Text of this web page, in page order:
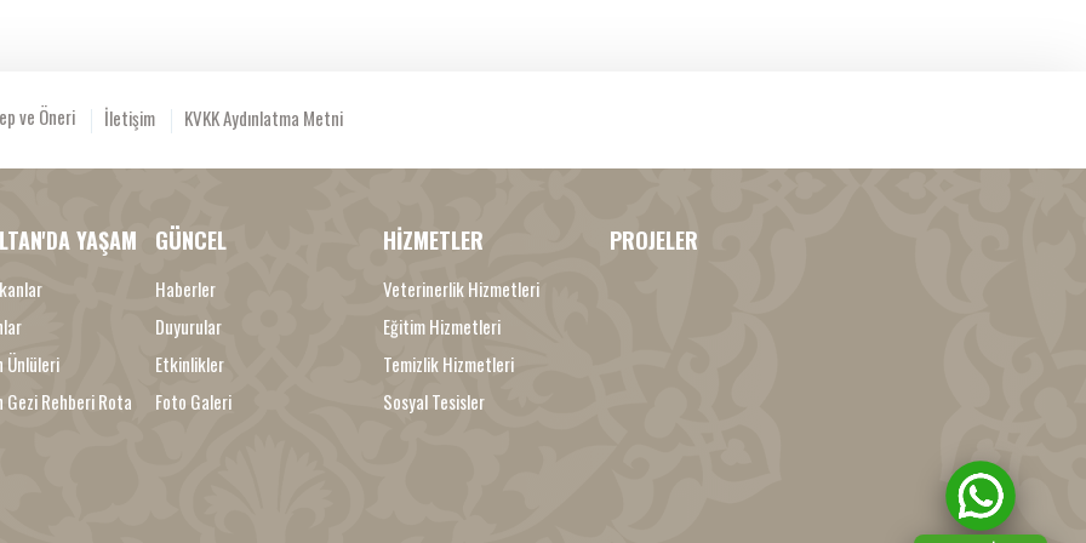
ve Öneri İletişim KVKK Aydınlatma Metni
YAŞAM
Ünlüleri
Gezi Rehberi Rota
GÜNCEL
Haberler
Duyurular
Etkinlikler
Foto Galeri
HİZMETLER
Veterinerlik Hizmetleri
Eğitim Hizmetleri
Temizlik Hizmetleri
Sosyal Tesisler
PROJELER